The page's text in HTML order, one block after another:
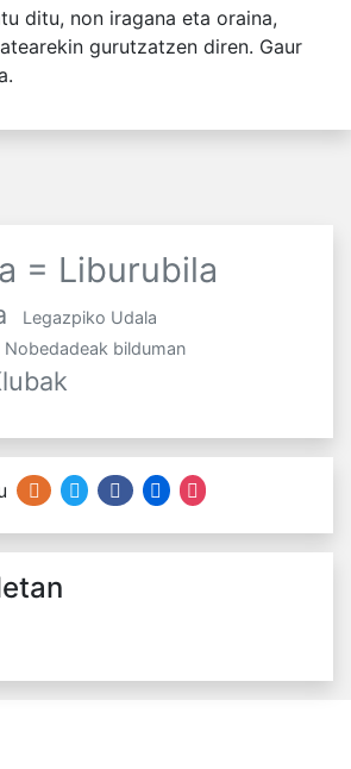
ditu, non iragana eta oraina,
gurutzatzen diren. Gaur
= Liburubila
Legazpiko Udala
Nobedadeak bilduman